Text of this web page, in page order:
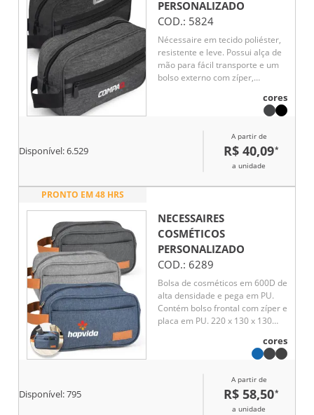
PERSONALIZADO
COD.: 5824
Nécessaire em tecido poliéster,
resistente e leve. Possui alça de
mão para fácil transporte e um
bolso externo com zíper,
para organizar pequenos itens.
Ideal para o uso diário ou em
cores
Disponível:6.529
A partir de
R$ 40,09*
a unidade
PRONTO EM 48 HRS
NECESSAIRES
COSMÉTICOS
PERSONALIZADO
COD.: 6289
Bolsa de cosméticos em 600D de
alta densidade e pega em PU.
Contém bolso frontal com zíper e
placa em PU. 220 x 130 x 130
cores
Disponível:795
A partir de
R$ 58,50*
a unidade